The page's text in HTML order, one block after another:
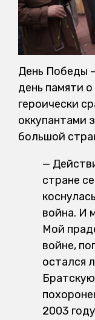
День Победы
день памяти
героически
оккупантами
большой
—
стране
война. И
Мой
войне,
остался
2003